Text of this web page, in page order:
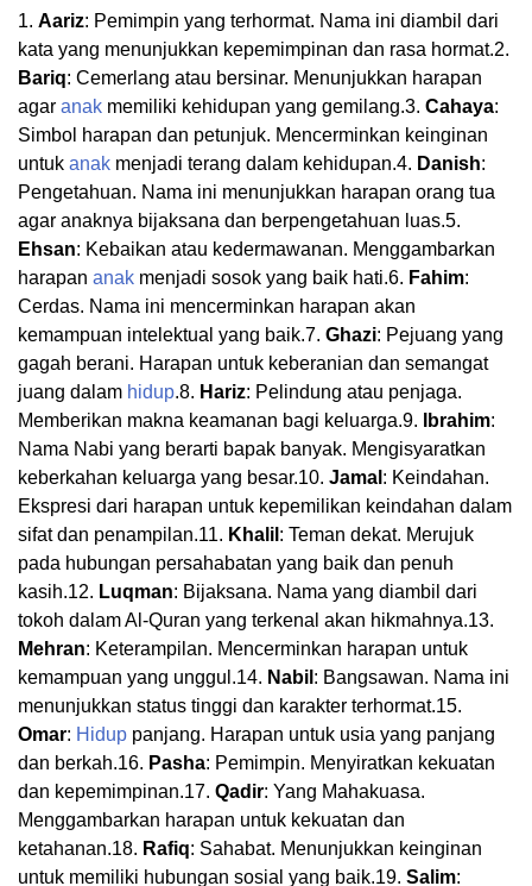
1. Aariz: Pemimpin yang terhormat. Nama ini diambil dari
kata yang menunjukkan kepemimpinan dan rasa hormat.2.
Bariq: Cemerlang atau bersinar. Menunjukkan harapan
agar anak memiliki kehidupan yang gemilang.3. Cahaya:
Simbol harapan dan petunjuk. Mencerminkan keinginan
untuk anak menjadi terang dalam kehidupan.4. Danish:
Pengetahuan. Nama ini menunjukkan harapan orang tua
agar anaknya bijaksana dan berpengetahuan luas.5.
Ehsan: Kebaikan atau kedermawanan. Menggambarkan
harapan anak menjadi sosok yang baik hati.6. Fahim:
Cerdas. Nama ini mencerminkan harapan akan
kemampuan intelektual yang baik.7. Ghazi: Pejuang yang
gagah berani. Harapan untuk keberanian dan semangat
juang dalam hidup.8. Hariz: Pelindung atau penjaga.
Memberikan makna keamanan bagi keluarga.9.
Ibrahim:
Nama Nabi yang berarti bapak banyak. Mengisyaratkan
keberkahan keluarga yang besar.10. Jamal : Keindahan.
Ekspresi dari harapan untuk kepemilikan keindahan dalam
sifat dan penampilan.11. Khalil : Teman dekat. Merujuk
pada hubungan persahabatan yang baik dan penuh
kasih.12. Luqman: Bijaksana. Nama yang diambil dari
tokoh dalam Al-Quran yang terkenal akan hikmahnya.13.
Mehran: Keterampilan. Mencerminkan harapan untuk
kemampuan yang unggul.14. Nabil : Bangsawan. Nama ini
menunjukkan status tinggi dan karakter terhormat.15.
Omar: Hidup panjang. Harapan untuk usia yang panjang
dan berkah.16. Pasha: Pemimpin. Menyiratkan kekuatan
dan kepemimpinan.17. Qadir: Yang Mahakuasa.
Menggambarkan harapan untuk kekuatan dan
ketahanan.18. Rafiq: Sahabat. Menunjukkan keinginan
untuk memiliki hubungan sosial yang baik.19. Salim: